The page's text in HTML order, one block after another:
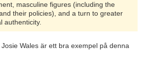
masculine figures (including the
their policies), and a turn to greater
authenticity.
Wales är ett bra exempel på denna